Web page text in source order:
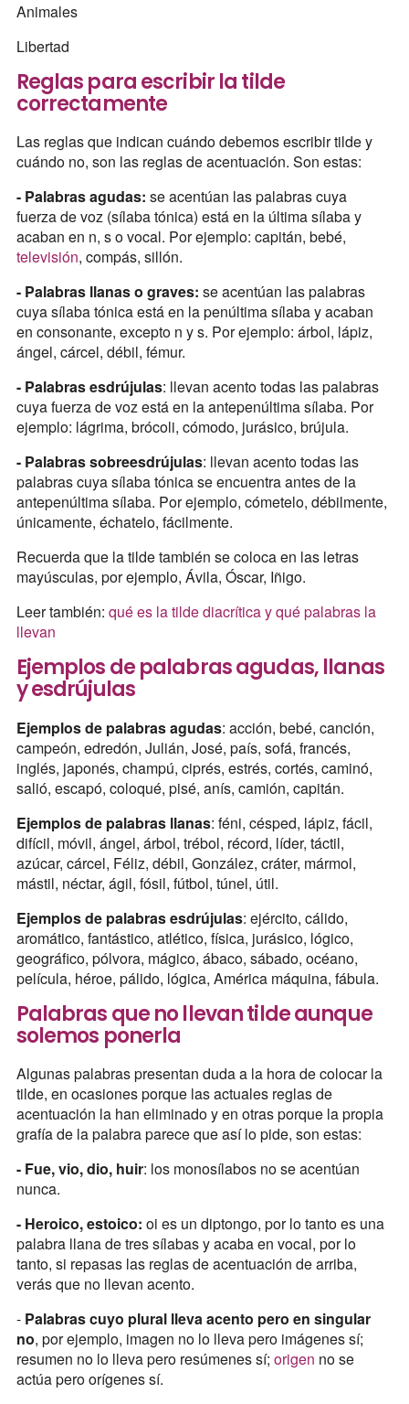
Animales
Libertad
Reglas para escribir la tilde
correctamente
Las reglas que indican cuándo debemos escribir tilde y
cuándo no, son las reglas de acentuación. Son estas:
- Palabras agudas: se acentúan las palabras cuya
fuerza de voz (sílaba tónica) está en la última sílaba y
acaban en n, s o vocal. Por ejemplo: capitán, bebé,
televisión, compás, sillón.
- Palabras llanas o graves: se acentúan las palabras
cuya sílaba tónica está en la penúltima sílaba y acaban
en consonante, excepto n y s. Por ejemplo: árbol, lápiz,
ángel, cárcel, débil, fémur.
- Palabras esdrújulas: llevan acento todas las palabras
cuya fuerza de voz está en la antepenúltima sílaba. Por
ejemplo: lágrima, brócoli, cómodo, jurásico, brújula.
- Palabras sobreesdrújulas: llevan acento todas las
palabras cuya sílaba tónica se encuentra antes de la
antepenúltima sílaba. Por ejemplo, cómetelo, débilmente,
únicamente, échatelo, fácilmente.
Recuerda que la tilde también se coloca en las letras
mayúsculas, por ejemplo, Ávila, Óscar, Iñigo.
Leer también: qué es la tilde diacrítica y qué palabras la
llevan
Ejemplos de palabras agudas, llanas
y esdrújulas
Ejemplos de palabras agudas: acción, bebé, canción,
campeón, edredón, Julián, José, país, sofá, francés,
inglés, japonés, champú, ciprés, estrés, cortés, caminó,
salió, escapó, coloqué, pisé, anís, camión, capitán.
Ejemplos de palabras llanas: féni, césped, lápiz, fácil,
difícil, móvil, ángel, árbol, trébol, récord, líder, táctil,
azúcar, cárcel, Féliz, débil, González, cráter, mármol,
mástil, néctar, ágil, fósil, fútbol, túnel, útil.
Ejemplos de palabras esdrújulas: ejército, cálido,
aromático, fantástico, atlético, física, jurásico, lógico,
geográfico, pólvora, mágico, ábaco, sábado, océano,
película, héroe, pálido, lógica, América máquina, fábula.
Palabras que no llevan tilde aunque
solemos ponerla
Algunas palabras presentan duda a la hora de colocar la
tilde, en ocasiones porque las actuales reglas de
acentuación la han eliminado y en otras porque la propia
grafía de la palabra parece que así lo pide, son estas:
- Fue, vio, dio, huir: los monosílabos no se acentúan
nunca.
- Heroico, estoico: oi es un diptongo, por lo tanto es una
palabra llana de tres sílabas y acaba en vocal, por lo
tanto, si repasas las reglas de acentuación de arriba,
verás que no llevan acento.
-Palabras cuyo plural lleva acento pero en singular
no, por ejemplo, imagen no lo lleva pero imágenes sí;
resumen no lo lleva pero resúmenes sí; origen no se
actúa pero orígenes sí.